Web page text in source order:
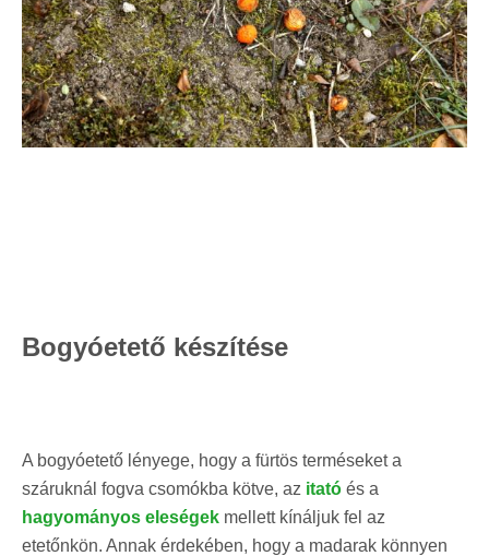
Bogyóetető készítése
A bogyóetető lényege, hogy a fürtös terméseket a
száruknál fogva csomókba kötve, az itató és a
hagyományos eleségek mellett kínáljuk fel az
etetőnkön. Annak érdekében, hogy a madarak könnyen